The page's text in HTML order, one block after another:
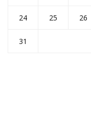
24 25 26
31